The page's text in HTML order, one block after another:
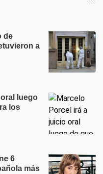
de
a
luego
los
6
más